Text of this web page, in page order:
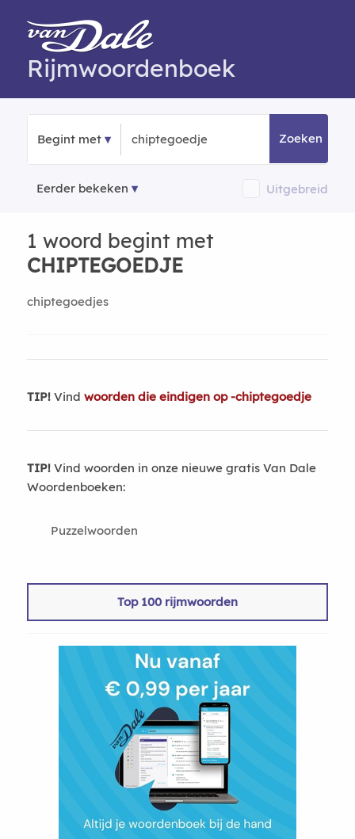
Rijmwoordenboek
Begint met Zoeken
Eerder bekeken Uitgebreid
1 woord begint met
CHIPTEGOEDJE
chiptegoedjes
TIP!Vind woorden die eindigen op -chiptegoedje
TIP!Vind woorden in onze nieuwe gratis Van Dale
Woordenboeken:
Puzzelwoorden
Top 100 rijmwoorden